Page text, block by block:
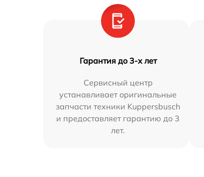
Гарантия до 3-х лет
Сервисный центр
устанавливает оригинальные
запчасти техники Kuppersbusch
и предоставляет гарантию до 3
лет.